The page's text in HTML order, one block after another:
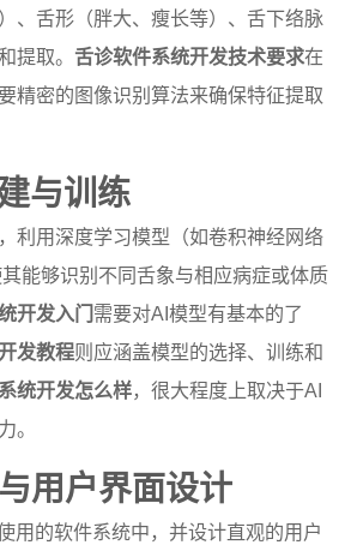
、舌形（胖大、瘦长等）、舌下络脉
提取。 舌诊软件系统开发技术要求在
精密的图像识别算法来确保特征提取
与训练
利用深度学习模型（如卷积神经网络
能够识别不同舌象与相应病症或体质
开发入门需要对AI模型有基本的了
发教程则应涵盖模型的选择、训练和
统开发怎么样，很大程度上取决于AI
。
用户界面设计
用的软件系统中，并设计直观的用户